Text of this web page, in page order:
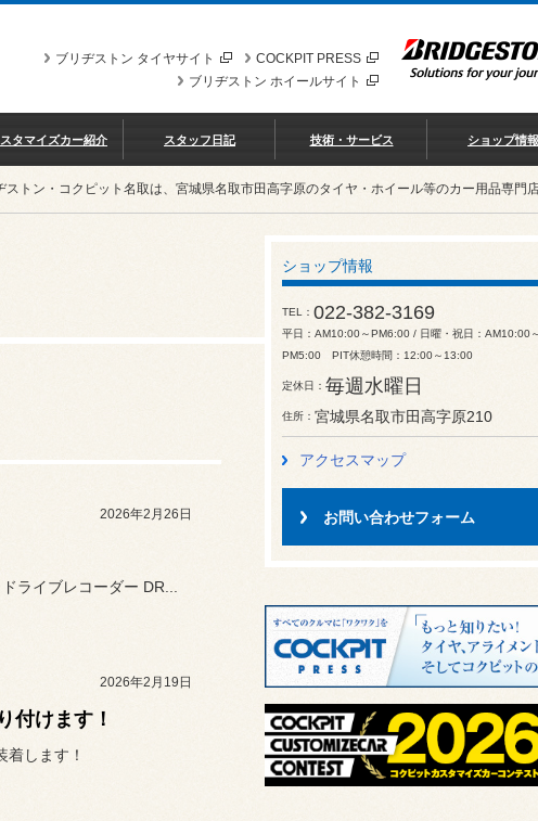
COCKPIT PRESS
ブリヂストン タイヤサイト
ブリヂストン ホイールサイト
タマイズカー紹介 スタッフ日記 技術・サービス ショップ情報
ストン・コクピット名取は、宮城県名取市田高字原のタイヤ・ホイール等のカー用品専門店
2026年2月26日
ライブレコーダー DR...
2026年2月19日
付けます！
します！
ショップ情報
TEL 022-382-3169
平日：AM10:00～PM6:00 / 日曜・祝日：AM10:00～
PM5:00 PIT休憩時間：12:00～13:00
定休日 毎週水曜日
住所 宮城県名取市田高字原210
アクセスマップ
お問い合わせフォーム